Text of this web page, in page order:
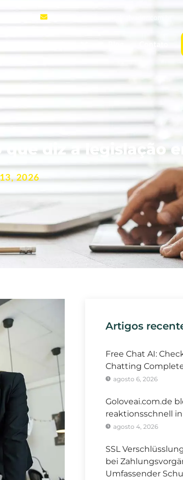
diz a legislação
2026
Artigos
Free Chat AI:
Chatting
agosto 6, 2026
Goloveai.com.de
reaktionsschnell
agosto 4, 2026
SSL
bei
Umfassender